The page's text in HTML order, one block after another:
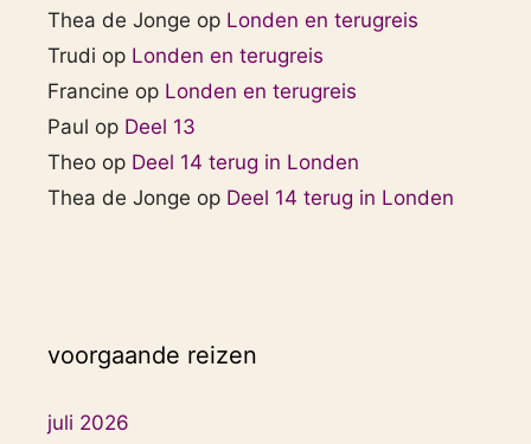
Thea de Jonge op Londen en terugreis
Trudi op Londen en terugreis
Francine op Londen en terugreis
Paul op Deel 13
Theo op Deel 14 terug in Londen
Thea de Jonge op Deel 14 terug in Londen
voorgaande reizen
juli 2026